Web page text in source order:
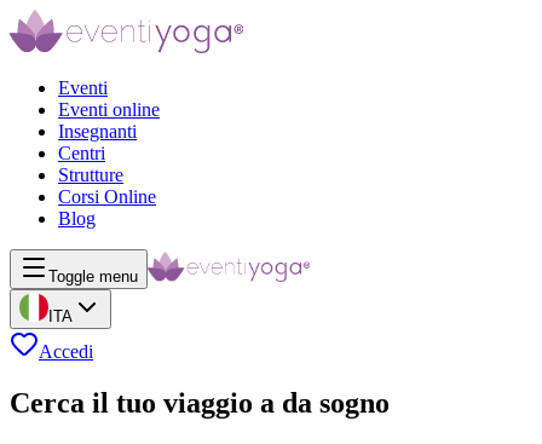
Eventi
Eventi online
Insegnanti
Centri
Strutture
Corsi Online
Blog
Toggle menu
ITA
Accedi
Cerca il tuo viaggio a da sogno